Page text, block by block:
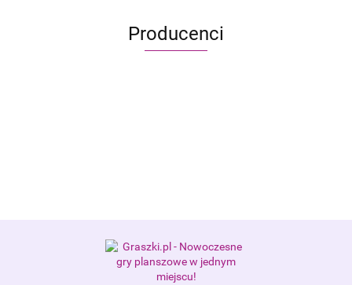
Producenci
Alis Games – producent gier
planszowych i RPG